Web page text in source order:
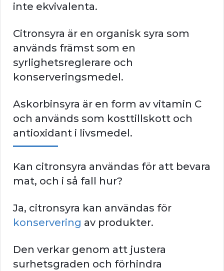
inte ekvivalenta.
Citronsyra är en organisk syra som
används främst som en
syrlighetsreglerare och
konserveringsmedel.
Askorbinsyra är en form av vitamin C
och används som kosttillskott och
antioxidant i livsmedel.
Kan citronsyra användas för att bevara
mat, och i så fall hur?
Ja, citronsyra kan användas för
konservering av produkter.
Den verkar genom att justera
surhetsgraden och förhindra